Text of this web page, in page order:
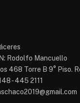
Rodolfo Mancuello
468 Torre B 9° Piso.
- 445 2111